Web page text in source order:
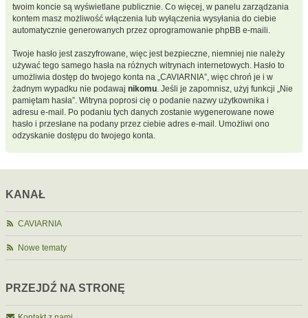
twoim koncie są wyświetlane publicznie. Co więcej, w panelu zarządzania
kontem masz możliwość włączenia lub wyłączenia wysyłania do ciebie
automatycznie generowanych przez oprogramowanie phpBB e-maili.
Twoje hasło jest zaszyfrowane, więc jest bezpieczne, niemniej nie należy
używać tego samego hasła na różnych witrynach internetowych. Hasło to
umożliwia dostęp do twojego konta na „CAVIARNIA”, więc chroń je i w
żadnym wypadku nie podawaj nikomu. Jeśli je zapomnisz, użyj funkcji „Nie
pamiętam hasła”. Witryna poprosi cię o podanie nazwy użytkownika i
adresu e-mail. Po podaniu tych danych zostanie wygenerowane nowe
hasło i przesłane na podany przez ciebie adres e-mail. Umożliwi ono
odzyskanie dostępu do twojego konta.
KANAŁ
CAVIARNIA
Nowe tematy
PRZEJDŹ NA STRONĘ